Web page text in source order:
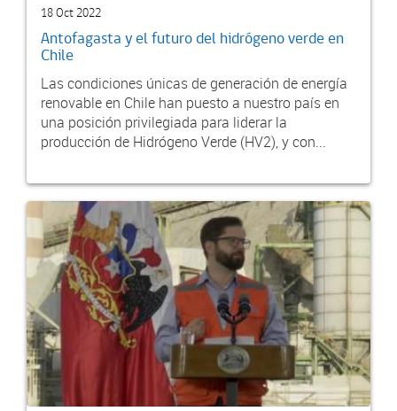
18 Oct 2022
Antofagasta y el futuro del hidrógeno verde en
Chile
Las condiciones únicas de generación de energía
renovable en Chile han puesto a nuestro país en
una posición privilegiada para liderar la
producción de Hidrógeno Verde (HV2), y con...